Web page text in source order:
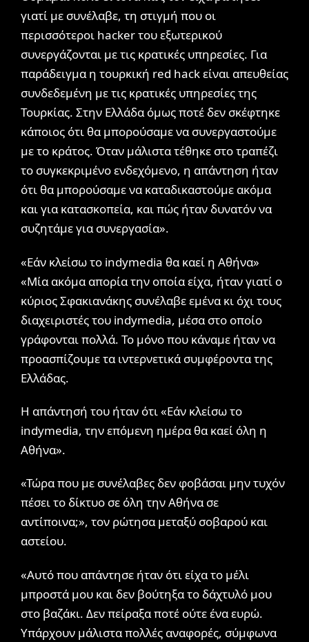
γιατί με συνέλαβε, τη στιγμή που οι
περισσότεροι hacker του εξωτερικού
συνεργάζονται με τις κρατικές υπηρεσίες. Για
παράδειγμα η τουρκική red hack είναι απευθείας
συνδεδεμένη με τις κρατικές υπηρεσίες της
Τουρκίας. Στην Ελλάδα όμως ποτέ δεν σκέφτηκε
κάποιος ότι θα μπορούσαμε να συνεργαστούμε
με το κράτος. Όταν μάλιστα τέθηκε στο τραπέζι
το συγκεκριμένο ενδεχόμενο, η απάντηση ήταν
ότι θα μπορούσαμε να καταδικαστούμε ακόμα
και για κατασκοπεία, και πώς ήταν δυνατόν να
συζητάμε για συνεργασία».
«Εάν κλείσω το indymedia θα καεί η Αθήνα»
«Μία ακόμα απορία την οποία είχα, ήταν γιατί ο
κύριος Σφακιανάκης συνέλαβε εμένα κι όχι τους
διαχειριστές του indymedia, μέσα στο οποίο
γράφονται πολλά. Το μόνο που κάναμε ήταν να
προασπίζουμε τα ιντερνετικά συμφέροντα της
Ελλάδας.
Η απάντησή του ήταν ότι «Εάν κλείσω το
indymedia, την επόμενη ημέρα θα καεί όλη η
Αθήνα».
«Τώρα που με συνέλαβες δεν φοβάσαι μην τυχόν
πέσει το δίκτυο σε όλη την Αθήνα σε
αντίποινα;», τον ρώτησα μεταξύ σοβαρού και
αστείου.
«Αυτό που απάντησε ήταν ότι είχα το μέλι
μπροστά μου και δεν βούτηξα το δάχτυλό μου
στο βαζάκι. Δεν πείραξα ποτέ ούτε ένα ευρώ.
Υπάρχουν μάλιστα πολλές αναφορές, σύμφωνα